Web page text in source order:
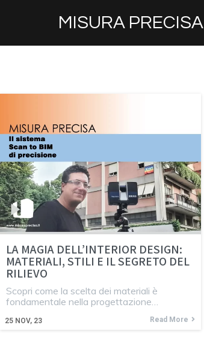
MISURA PRECISA
LA MAGIA DELL’INTERIOR DESIGN:
MATERIALI, STILI E IL SEGRETO DEL
RILIEVO
25 NOV, 23
Scopri come la scelta dei materiali è
fondamentale nella progettazione…
Read More